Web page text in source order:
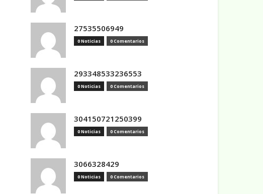
27535506949
0 Noticias 0 Comentarios
293348533236553
0 Noticias 0 Comentarios
304150721250399
0 Noticias 0 Comentarios
3066328429
0 Noticias 0 Comentarios